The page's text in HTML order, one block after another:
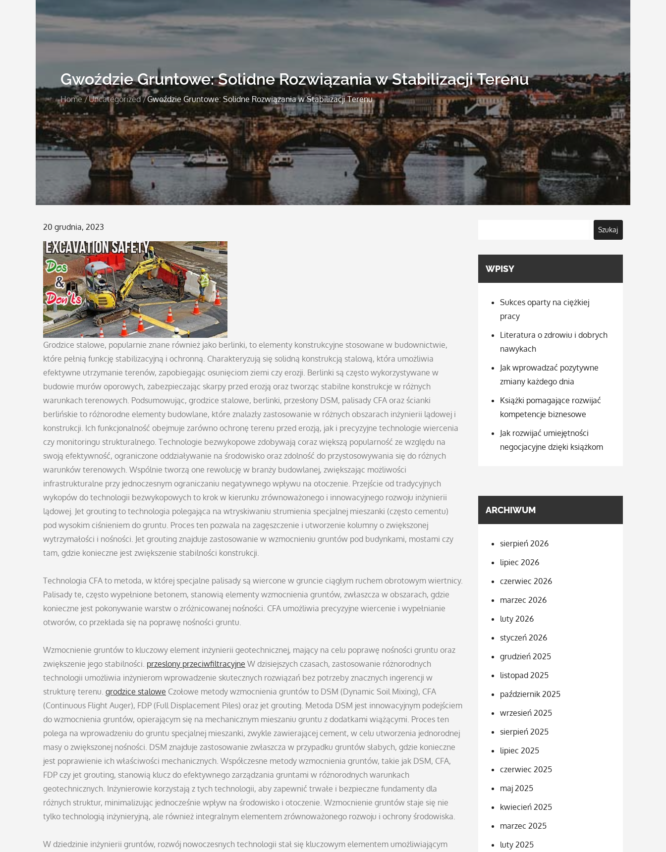
Gwoździe Gruntowe: Solidne Rozwiązania w Stabilizacji Terenu
Home Uncategorized Gwoździe Gruntowe: Solidne Rozwiązania w Stabilizacji Terenu
Posted
on
20 grudnia, 2023
Grodzice stalowe, popularnie znane również jako berlinki, to elementy konstrukcyjne stosowane w budownictwie,
które pełnią funkcję stabilizacyjną i ochronną. Charakteryzują się solidną konstrukcją stalową, która umożliwia
efektywne utrzymanie terenów, zapobiegając osunięciom ziemi czy erozji. Berlinki są często wykorzystywane w
budowie murów oporowych, zabezpieczając skarpy przed erozją oraz tworząc stabilne konstrukcje w różnych
warunkach terenowych. Podsumowując, grodzice stalowe, berlinki, przesłony DSM, palisady CFA oraz ścianki
berlińskie to różnorodne elementy budowlane, które znalazły zastosowanie w różnych obszarach inżynierii lądowej i
konstrukcji. Ich funkcjonalność obejmuje zarówno ochronę terenu przed erozją, jak i precyzyjne technologie wiercenia
czy monitoringu strukturalnego. Technologie bezwykopowe zdobywają coraz większą popularność ze względu na
swoją efektywność, ograniczone oddziaływanie na środowisko oraz zdolność do przystosowywania się do różnych
warunków terenowych. Wspólnie tworzą one rewolucję w branży budowlanej, zwiększając możliwości
infrastrukturalne przy jednoczesnym ograniczaniu negatywnego wpływu na otoczenie. Przejście od tradycyjnych
wykopów do technologii bezwykopowych to krok w kierunku zrównoważonego i innowacyjnego rozwoju inżynierii
lądowej. Jet grouting to technologia polegająca na wtryskiwaniu strumienia specjalnej mieszanki (często cementu)
pod wysokim ciśnieniem do gruntu. Proces ten pozwala na zagęszczenie i utworzenie kolumny o zwiększonej
wytrzymałości i nośności. Jet grouting znajduje zastosowanie w wzmocnieniu gruntów pod budynkami, mostami czy
tam, gdzie konieczne jest zwiększenie stabilności konstrukcji.
Technologia CFA to metoda, w której specjalne palisady są wiercone w gruncie ciągłym ruchem obrotowym wiertnicy.
Palisady te, często wypełnione betonem, stanowią elementy wzmocnienia gruntów, zwłaszcza w obszarach, gdzie
konieczne jest pokonywanie warstw o zróżnicowanej nośności. CFA umożliwia precyzyjne wiercenie i wypełnianie
otworów, co przekłada się na poprawę nośności gruntu.
Wzmocnienie gruntów to kluczowy element inżynierii geotechnicznej, mający na celu poprawę nośności gruntu oraz
zwiększenie jego stabilności. przeslony przeciwfiltracyjne W dzisiejszych czasach, zastosowanie różnorodnych
technologii umożliwia inżynierom wprowadzenie skutecznych rozwiązań bez potrzeby znacznych ingerencji w
strukturę terenu. grodzice stalowe Czołowe metody wzmocnienia gruntów to DSM (Dynamic Soil Mixing), CFA
(Continuous Flight Auger), FDP (Full Displacement Piles) oraz jet grouting. Metoda DSM jest innowacyjnym podejściem
do wzmocnienia gruntów, opierającym się na mechanicznym mieszaniu gruntu z dodatkami wiążącymi. Proces ten
polega na wprowadzeniu do gruntu specjalnej mieszanki, zwykle zawierającej cement, w celu utworzenia jednorodnej
masy o zwiększonej nośności. DSM znajduje zastosowanie zwłaszcza w przypadku gruntów słabych, gdzie konieczne
jest poprawienie ich właściwości mechanicznych. Współczesne metody wzmocnienia gruntów, takie jak DSM, CFA,
FDP czy jet grouting, stanowią klucz do efektywnego zarządzania gruntami w różnorodnych warunkach
geotechnicznych. Inżynierowie korzystają z tych technologii, aby zapewnić trwałe i bezpieczne fundamenty dla
różnych struktur, minimalizując jednocześnie wpływ na środowisko i otoczenie. Wzmocnienie gruntów staje się nie
tylko technologią inżynieryjną, ale również integralnym elementem zrównoważonego rozwoju i ochrony środowiska.
W dziedzinie inżynierii gruntów, rozwój nowoczesnych technologii stał się kluczowym elementem umożliwiającym
Szukaj
WPISY
Sukces oparty na ciężkiej
pracy
Literatura o zdrowiu i dobrych
nawykach
Jak wprowadzać pozytywne
zmiany każdego dnia
Książki pomagające rozwijać
kompetencje biznesowe
Jak rozwijać umiejętności
negocjacyjne dzięki książkom
ARCHIWUM
sierpień 2026
lipiec 2026
czerwiec 2026
marzec 2026
luty 2026
styczeń 2026
grudzień 2025
listopad 2025
październik 2025
wrzesień 2025
sierpień 2025
lipiec 2025
czerwiec 2025
maj 2025
kwiecień 2025
marzec 2025
luty 2025